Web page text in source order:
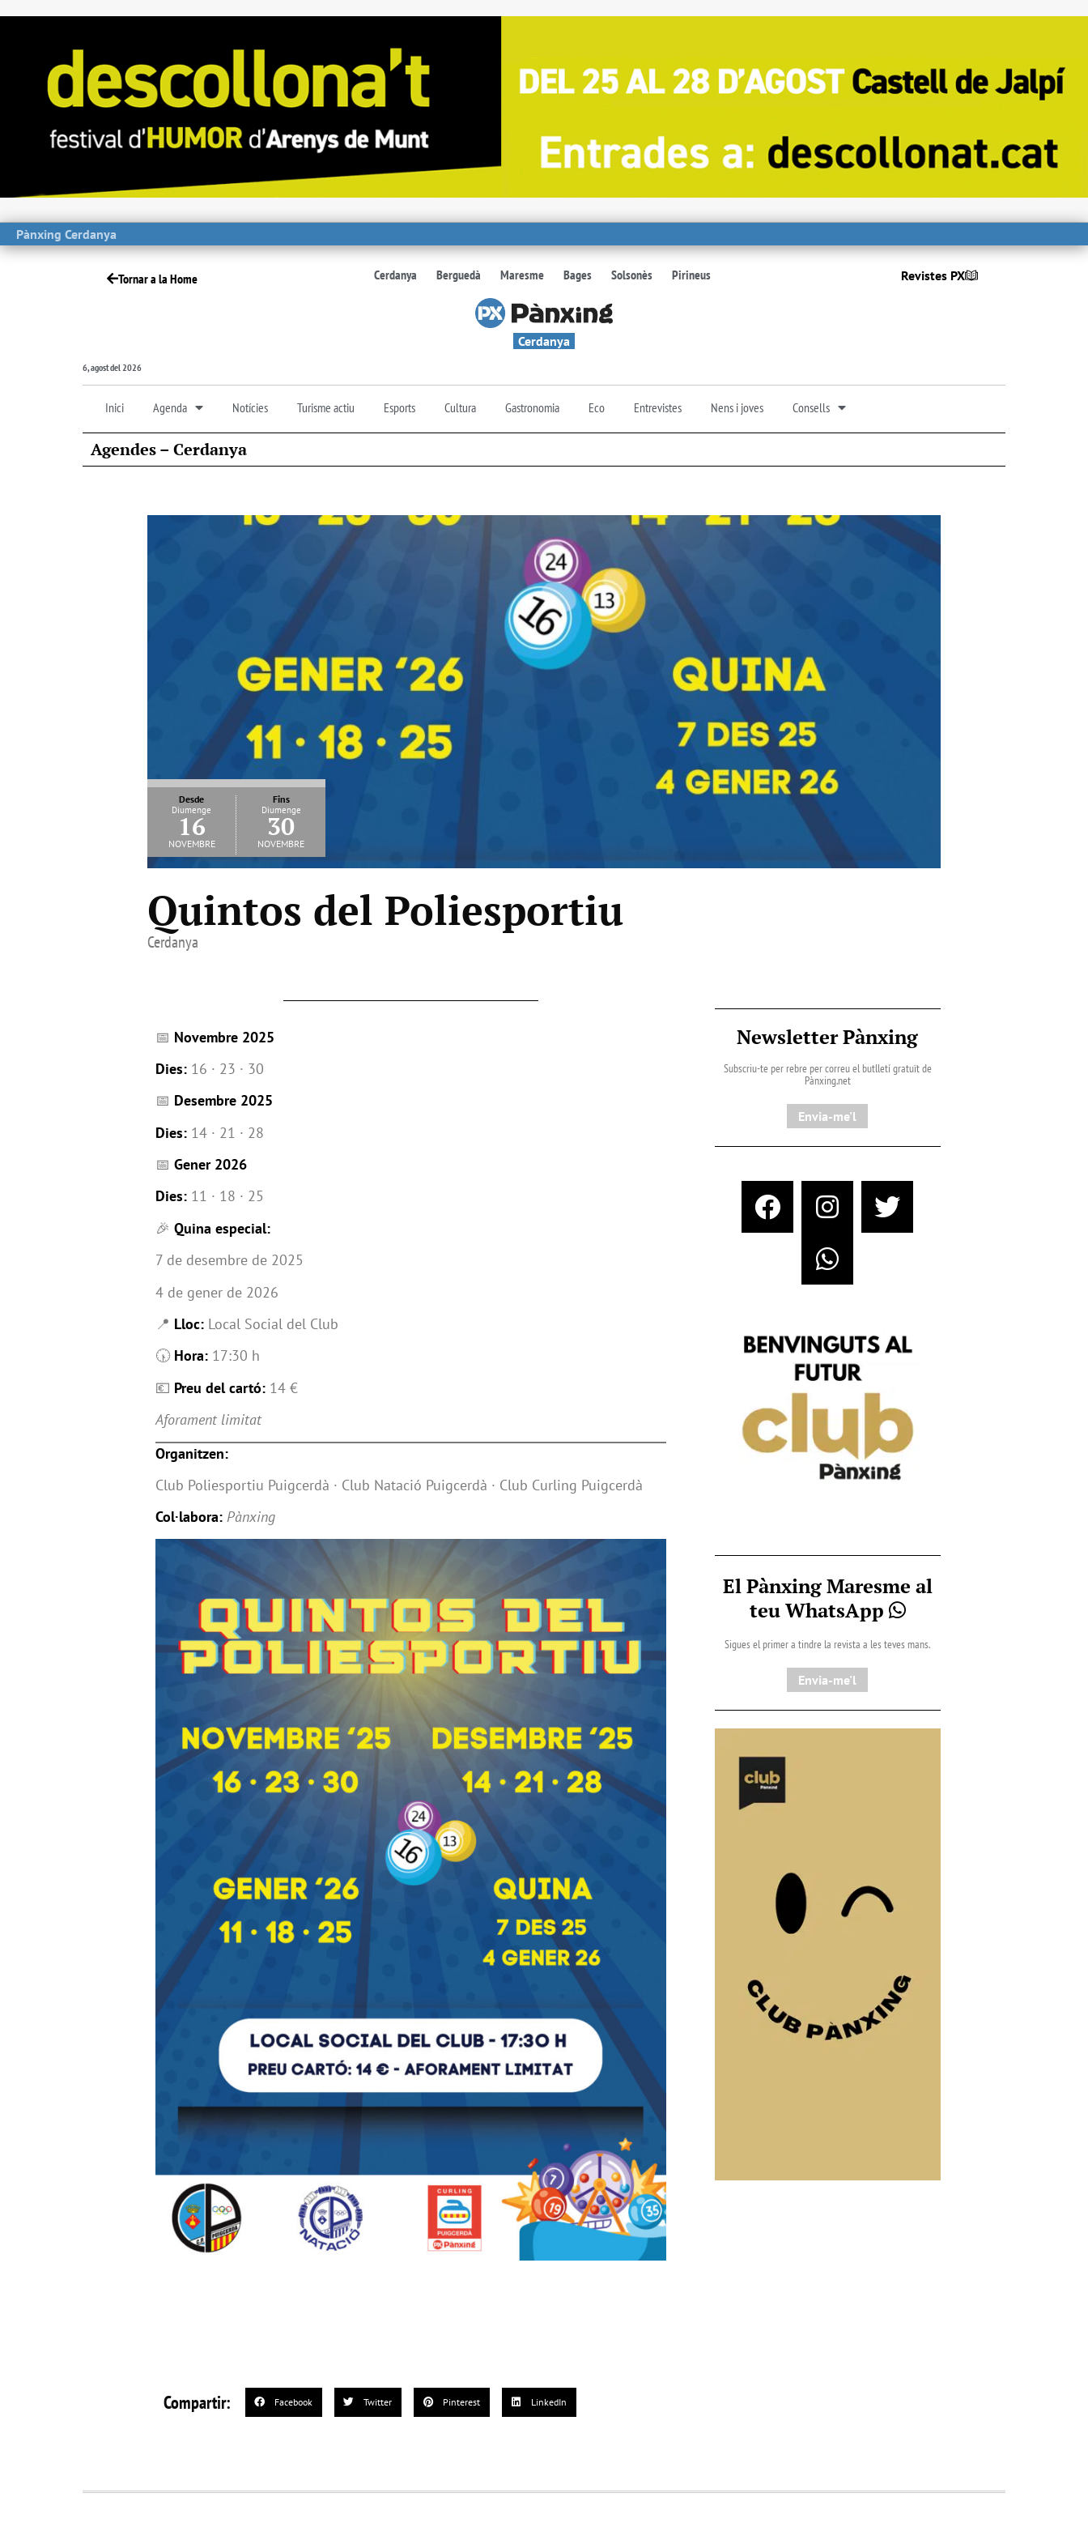
Pànxing Cerdanya
Tornar a la Home Cerdanya Berguedà Maresme Bages Solsonès Pirineus Revistes PX
Cerdanya
6, agost del 2026
Inici Agenda Notícies Turisme actiu Esports Cultura Gastronomia Eco Entrevistes Nens i joves Consells
Agendes – Cerdanya
Desde
Diumenge
16
novembre
Fins
Diumenge
30
novembre
Quintos del Poliesportiu
Cerdanya
📅 Novembre 2025
Dies: 16 · 23 · 30
📅 Desembre 2025
Dies: 14 · 21 · 28
📅 Gener 2026
Dies: 11 · 18 · 25
🎉 Quina especial:
7 de desembre de 2025
4 de gener de 2026
📍 Lloc: Local Social del Club
🕠 Hora: 17:30 h
💶 Preu del cartó: 14 €
Aforament limitat
Organitzen:
Club Poliesportiu Puigcerdà · Club Natació Puigcerdà · Club Curling Puigcerdà
Col·labora: Pànxing
Compartir: Facebook Twitter Pinterest LinkedIn
Newsletter Pànxing
Subscriu-te per rebre per correu el butlletí gratuït de
Pànxing.net​
Envia-me'l
El Pànxing Maresme al
teu WhatsApp
Sigues el primer a tindre la revista a les teves mans.
Envia-me'l